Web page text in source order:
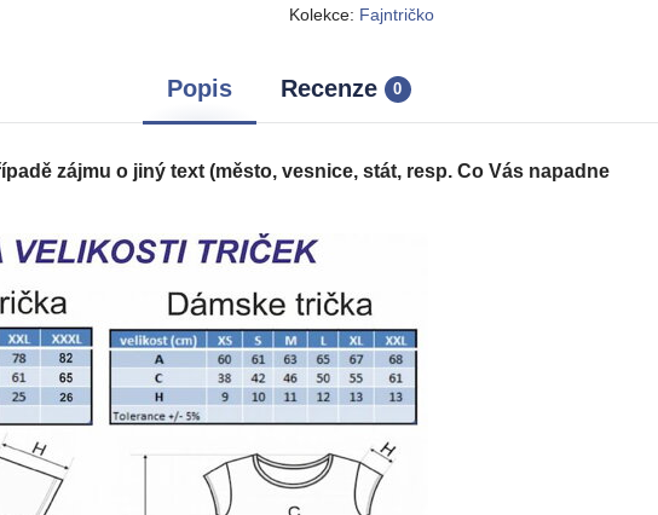
Kolekce: Fajntričko
Popis Recenze 0
zájmu o jiný text (město, vesnice, stát, resp. Co Vás napadne